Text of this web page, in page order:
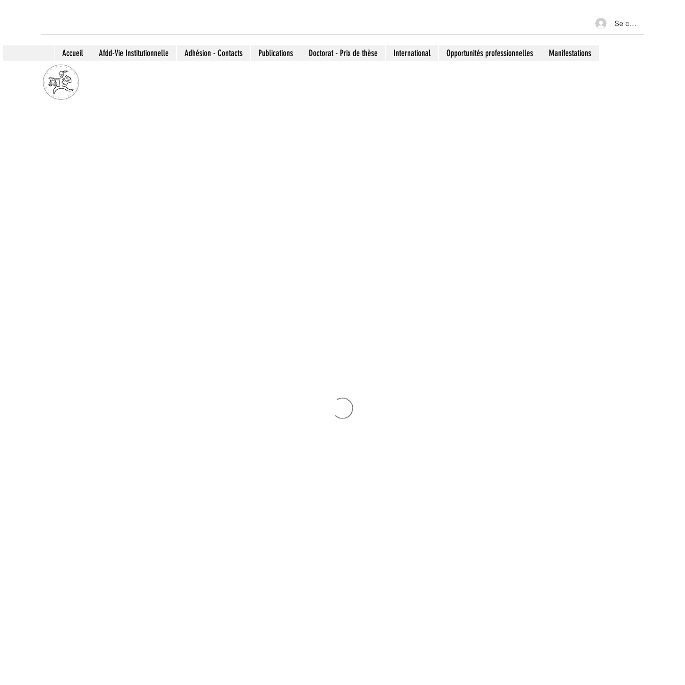
Se connecter
Accueil Afdd-Vie Institutionnelle Adhésion - Contacts Publications Doctorat - Prix de thèse International Opportunités professionnelles Manifestations